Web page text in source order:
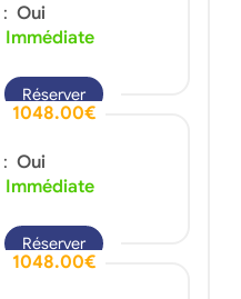
Oui
Immédiate
Réserver
1048.00€
Oui
Immédiate
Réserver
1048.00€